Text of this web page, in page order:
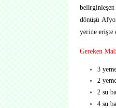
dönüşü
yerine
Gereken
3
2
2 su
4 su